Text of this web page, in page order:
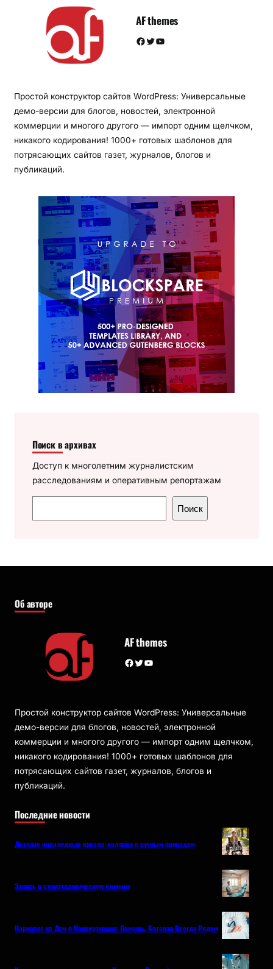
AF themes
Facebook Twitter YouTube
Простой конструктор сайтов WordPress: Универсальные
демо-версии для блогов, новостей, электронной
коммерции и многого другого — импорт одним щелчком,
никакого кодирования! 1000+ готовых шаблонов для
потрясающих сайтов газет, журналов, блогов и
публикаций.
Поиск в архивах
Доступ к многолетним журналистским
расследованиям и оперативным репортажам
о
к
Поиск
Об авторе
AF themes
Facebook Twitter YouTube
Простой конструктор сайтов WordPress: Универсальные
демо-версии для блогов, новостей, электронной
коммерции и многого другого — импорт одним щелчком,
никакого кодирования! 1000+ готовых шаблонов для
потрясающих сайтов газет, журналов, блогов и
публикаций.
Последние новости
Детские инвалидные кресла-коляски с ручным приводом
Запись в стоматологическую клинику
Нарколог на Дом в Новокузнецке: Помощь, Которая Всегда Рядом